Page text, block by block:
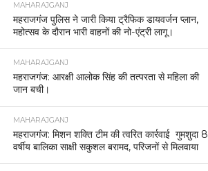
MAHARAJGANJ
महराजगंज पुलिस ने जारी किया ट्रैफिक डायवर्जन प्लान,
महोत्सव के दौरान भारी वाहनों की नो-एंट्री लागू।
MAHARAJGANJ
महराजगंज: आरक्षी आलोक सिंह की तत्परता से महिला की
जान बची।
MAHARAJGANJ
महराजगंज: मिशन शक्ति टीम की त्वरित कार्रवाई गुमशुदा 8
वर्षीय बालिका साक्षी सकुशल बरामद, परिजनों से मिलवाया